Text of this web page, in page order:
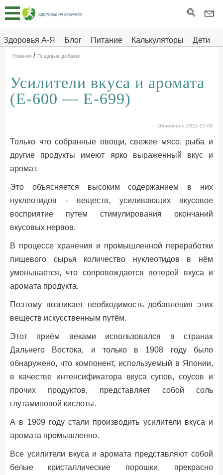
Здоровья А-Я Блог Питание Калькуляторы
Дети
Здоровье на отлично
Главная
Тесты
Про
ДЕТЯМ
Главная / Пищевые добавки
Усилители вкуса и аромата
(Е-600 — Е-699)
Обновлено:2021-01-08
Только что собранные овощи, свежее мясо, рыба и
другие продукты имеют ярко выраженный вкус и
аромат.
Это объясняется высоким содержанием в них
нуклеотидов - веществ, усиливающих вкусовое
восприятие путем стимулирования окончаний
вкусовых нервов.
В процессе хранения и промышленной переработки
пищевого сырья количество нуклеотидов в нём
уменьшается, что сопровождается потерей вкуса и
аромата продукта.
Поэтому возникает необходимость добавления этих
веществ искусственным путём.
Этот приём веками использовался в странах
Дальнего Востока, и только в 1908 году было
обнаружено, что компонент, используемый в Японии,
в качестве интенсификатора вкуса супов, соусов и
прочих продуктов, представляет собой соль
глутаминовой кислоты.
А в 1909 году стали производить усилители вкуса и
аромата промышленно.
Все усилители вкуса и аромата представляют собой
белые кристаллические порошки, прекрасно